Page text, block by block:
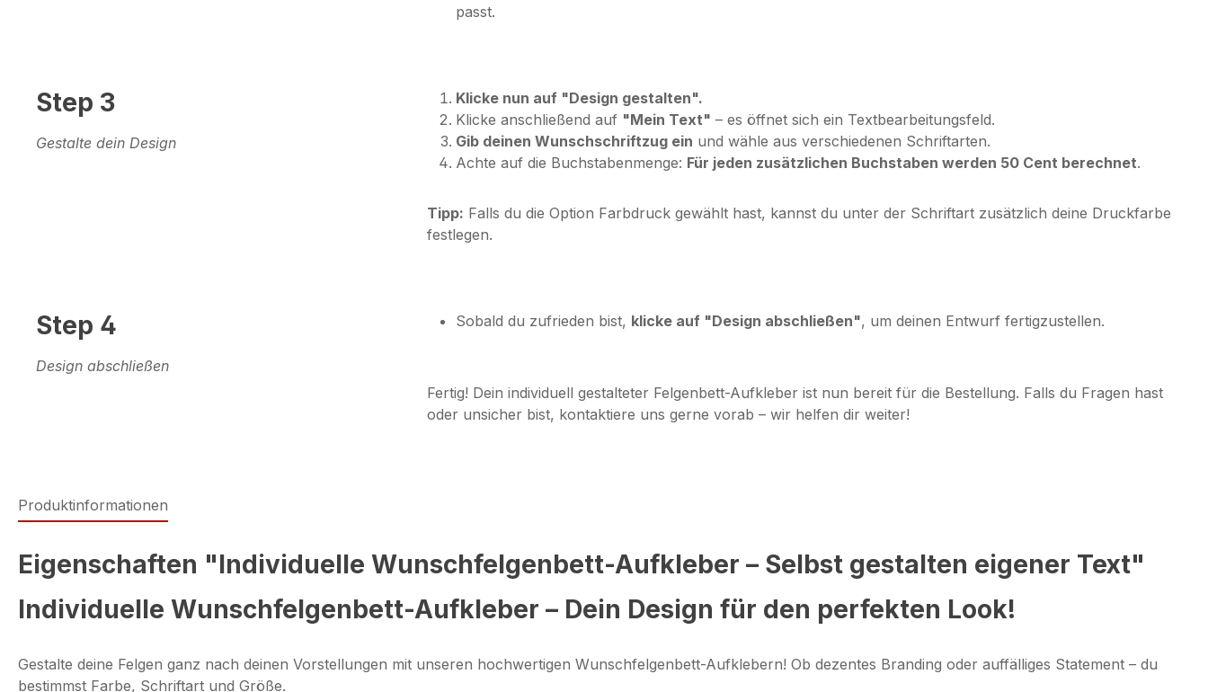
passt.
Step 3
Gestalte dein Design
Klicke nun auf "Design gestalten".
Klicke anschließend auf "Mein Text" – es öffnet sich ein Textbearbeitungsfeld.
Gib deinen Wunschschriftzug ein und wähle aus verschiedenen Schriftarten.
Achte auf die Buchstabenmenge: Für jeden zusätzlichen Buchstaben werden 50 Cent berechnet.
Tipp: Falls du die Option Farbdruckgewählt hast, kannst du unter der Schriftart zusätzlich deine Druckfarbe
festlegen.
Step 4
Design abschließen
Sobald du zufrieden bist, klicke auf "Design abschließen", um deinen Entwurf fertigzustellen.
Fertig! Dein individuell gestalteter Felgenbett-Aufkleber ist nun bereit für die Bestellung. Falls du Fragen hast
oder unsicher bist, kontaktiere uns gerne vorab – wir helfen dir weiter!
Produktinformationen
Eigenschaften "Individuelle Wunschfelgenbett-Aufkleber – Selbst gestalten eigener Text"
Individuelle Wunschfelgenbett-Aufkleber – Dein Design für den perfekten Look!
Gestalte deine Felgen ganz nach deinen Vorstellungen mit unseren hochwertigen Wunschfelgenbett-Aufklebern! Ob dezentes Branding oder auffälliges Statement – du
bestimmst Farbe, Schriftart und Größe.